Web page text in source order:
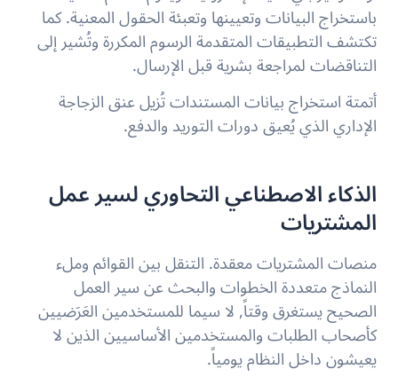
باستخراج البيانات وتعيينها وتعبئة الحقول المعنية. كما
تكتشف التطبيقات المتقدمة الرسوم المكررة وتُشير إلى
التناقضات لمراجعة بشرية قبل الإرسال.
أتمتة استخراج بيانات المستندات تُزيل عنق الزجاجة
الإداري الذي يُعيق دورات التوريد والدفع.
الذكاء الاصطناعي التحاوري لسير عمل
المشتريات
منصات المشتريات معقدة. التنقل بين القوائم وملء
النماذج متعددة الخطوات والبحث عن سير العمل
الصحيح يستغرق وقتاً, لا سيما للمستخدمين العَرَضيين
كأصحاب الطلبات والمستخدمين الأساسيين الذين لا
يعيشون داخل النظام يومياً.